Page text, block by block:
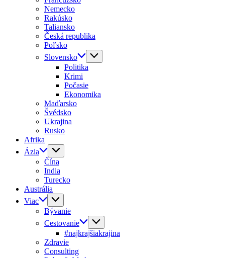
Nemecko
Rakúsko
Taliansko
Česká republika
Poľsko
Slovensko
Politika
Krimi
Počasie
Ekonomika
Maďarsko
Švédsko
Ukrajina
Rusko
Afrika
Ázia
Čína
India
Turecko
Austrália
Viac
Bývanie
Cestovanie
#najkrajšiakrajina
Zdravie
Consulting